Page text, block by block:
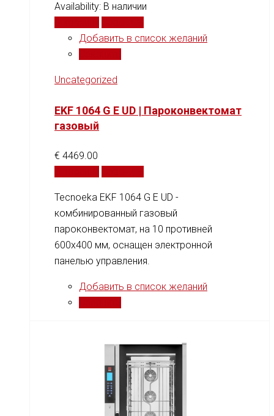
Availability: В наличии
Добавить в список желаний
Uncategorized
EKF 1064 G E UD | Пароконвектомат
газовый
€ 4469.00
Tecnoeka EKF 1064 G E UD -
комбинированный газовый
пароконвектомат, на 10 противней
600x400 мм, оснащен электронной
панелью управления.
Добавить в список желаний